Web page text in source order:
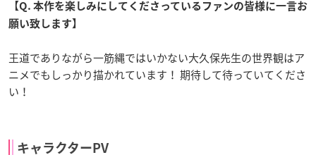
【Q. 本作を楽しみにしてくださっているファンの皆様に一言お
願い致します】
王道でありながら一筋縄ではいかない大久保先生の世界観はア
ニメでもしっかり描かれています！ 期待して待っていてくださ
い！
キャラクターPV